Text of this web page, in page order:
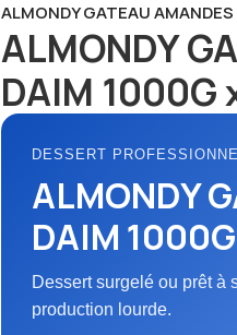
ALMONDY GATEAU
ALMONDY
DAIM 1000G
DESSERT
ALMONDY
DAIM
Dessert surgelé ou prêt à
production lourde.